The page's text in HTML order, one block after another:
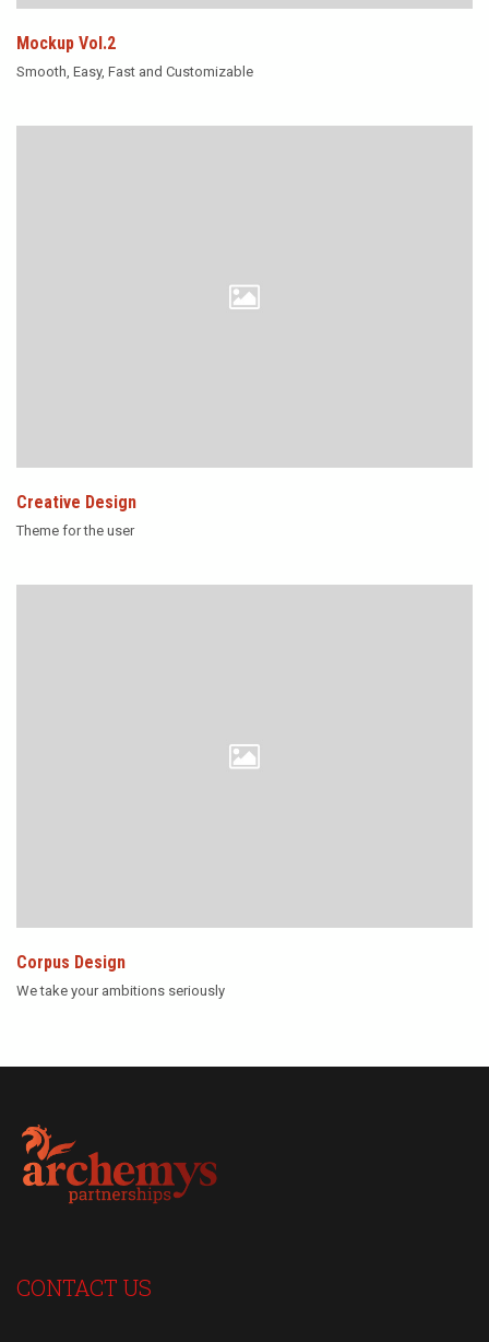
Mockup Vol.2
Smooth, Easy, Fast and Customizable
Creative Design
Theme for the user
Corpus Design
We take your ambitions seriously
CONTACT US